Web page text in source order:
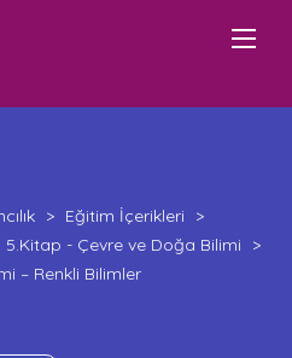
> Eğitim İçerikleri
>
5.Kitap - Çevre ve Doğa Bilimi
>
– Renkli Bilimler